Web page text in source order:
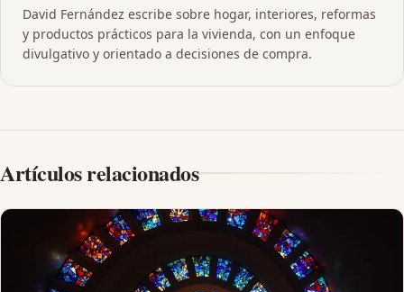
David Fernández escribe sobre hogar, interiores, reformas
y productos prácticos para la vivienda, con un enfoque
divulgativo y orientado a decisiones de compra.
Artículos relacionados